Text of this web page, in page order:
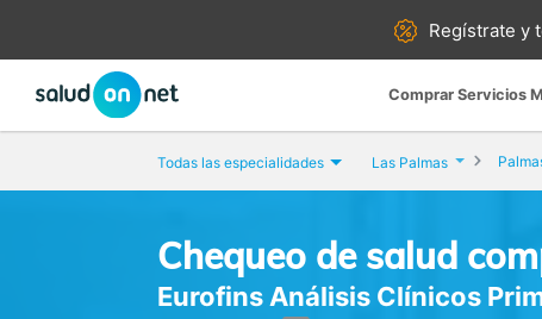
Regístrate y
Comprar Servicios
Todas las especialidades Las Palmas
Chequeo de salud
Eurofins Análisis Clínicos